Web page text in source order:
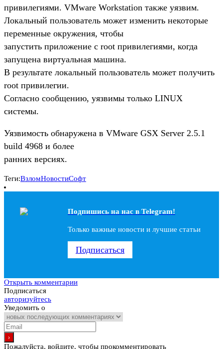
привилегиями. VMware Workstation также уязвим.
Локальный пользователь может изменить некоторые
переменные окружения, чтобы
запустить приложение с root привилегиями, когда
запущена виртуальная машина.
В результате локальный пользователь может получить
root привилегии.
Согласно сообщению, уязвимы только LINUX
системы.
Уязвимость обнаружена в VMware GSX Server 2.5.1
build 4968 и более
ранних версиях.
Теги:ВзломНовостиСофт
Подпишись на наc в Telegram!
Только важные новости и лучшие статьи
Подписаться
Открыть комментарии
Подписаться
авторизуйтесь
Уведомить о
Пожалуйста, войдите, чтобы прокомментировать